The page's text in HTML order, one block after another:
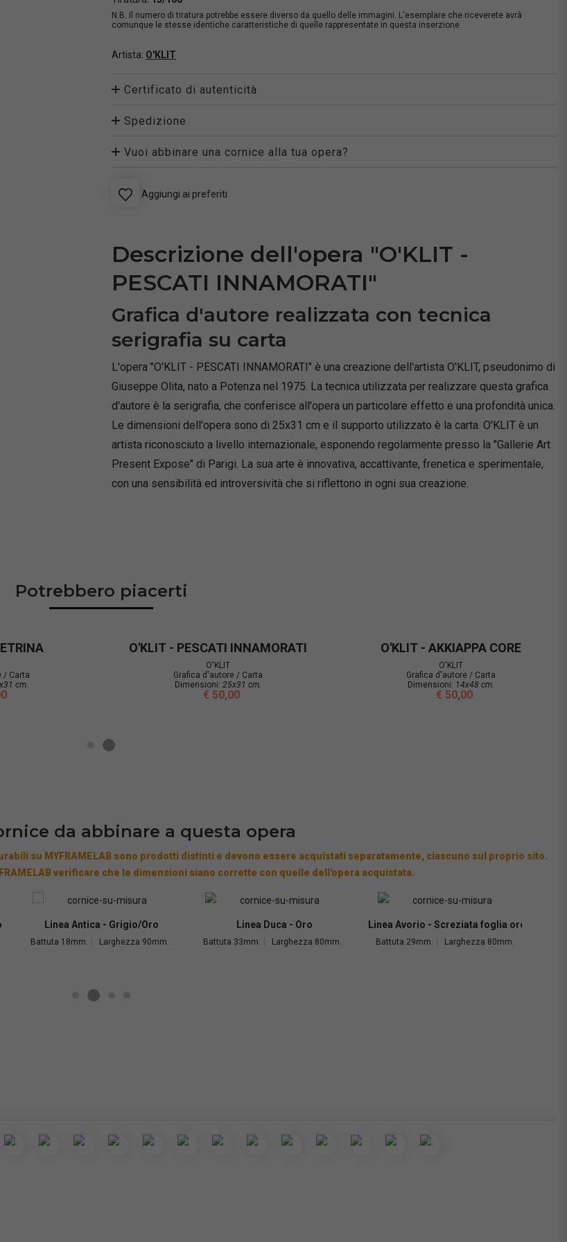
N.B. Il numero di tiratura potrebbe essere diverso da quello delle immagini. L'esemplare che riceverete avrà
comunque le stesse identiche caratteristiche di quelle rappresentate in questa inserzione.
Artista: O'KLIT
Certificato di autenticità
Spedizione
Vuoi abbinare una cornice alla tua opera?
Aggiungi ai preferiti
Descrizione dell'opera "O'KLIT -
PESCATI INNAMORATI"
Grafica d'autore realizzata con tecnica
serigrafia su carta
L'opera "O'KLIT - PESCATI INNAMORATI" è una creazione dell'artista O'KLIT, pseudonimo di
Giuseppe Olita, nato a Potenza nel 1975. La tecnica utilizzata per realizzare questa grafica
d'autore è la serigrafia, che conferisce all'opera un particolare effetto e una profondità unica.
Le dimensioni dell'opera sono di 25x31 cm e il supporto utilizzato è la carta. O'KLIT è un
artista riconosciuto a livello internazionale, esponendo regolarmente presso la "Gallerie Art
Present Expose" di Parigi. La sua arte è innovativa, accattivante, frenetica e sperimentale,
con una sensibilità ed introversività che si riflettono in ogni sua creazione.
Potrebbero piacerti
DELL'ACQUA
/ Carta
25x25 cm.
O'KLIT - LA VETRINA
O'KLIT
Grafica d'autore / Carta
Dimensioni: 25x31 cm.
€ 50,00
O'KLIT - PESCATI INNAMORATI
O'KLIT
Grafica d'autore / Carta
Dimensioni:25x31 cm.
€ 50,00
da abbinare a questa opera
su MYFRAMELAB sono prodotti distinti e devono essere acquistati separatamente, ciascuno sul proprio sito.
verificare che le dimensioni siano corrette con quelle dell'opera acquistata.